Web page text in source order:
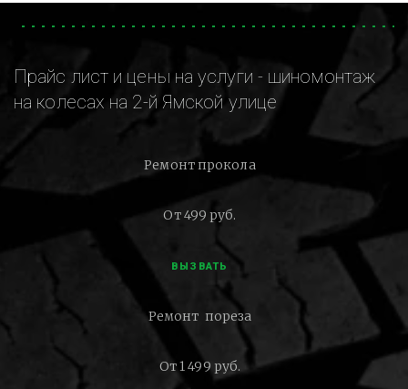
Прайс лист и цены на услуги - шиномонтаж
на колесах на 2-й Ямской улице
Ремонт прокола
От 499 руб.
ВЫЗВАТЬ
Ремонт пореза
От 1 499 руб.